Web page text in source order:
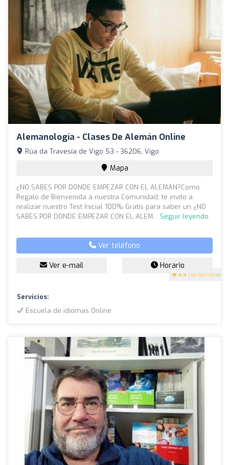
Alemanología - Clases De Alemán Online
4.9 (48 opiniones)
Rúa da Travesía de Vigo 53 - 36206, Vigo
Mapa
¿NO SABES POR DONDE EMPEZAR CON EL ALEMÁN?Como
Regalo de Bienvenida a nuestra Comunidad, te invito a
realizar nuestro Test Inicial 100% Gratis para saber un ¿NO
SABES POR DONDE EMPEZAR CON EL ALEM... Seguir leyendo
Ver teléfono
Ver e-mail Horario
Servicios:
Escuela de idiomas Online